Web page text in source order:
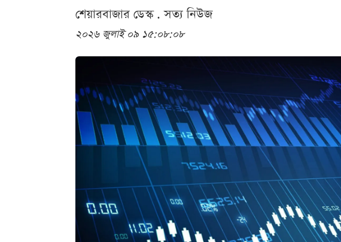
শেয়ারবাজার ডেস্ক . সত্য নিউজ
২০২৬ জুলাই ০৯ ১৫:০৮:০৮